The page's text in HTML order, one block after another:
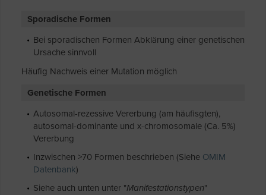
Sporadische Formen
Bei sporadischen Formen Abklärung einer genetischen
Ursache sinnvoll
Häufig Nachweis einer Mutation möglich
Genetische Formen
Autosomal-rezessive Vererbung (am häufisgten),
autosomal-dominante und x-chromosomale (Ca. 5%)
Vererbung
Inzwischen >70 Formen beschrieben (Siehe OMIM
Datenbank)
Siehe auch unten unter "Manifestationstypen"